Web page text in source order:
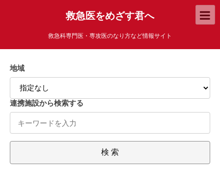
救急医をめざす君へ
救急科専門医・専攻医のなり方など情報サイト
地域
連携施設から検索する
検 索